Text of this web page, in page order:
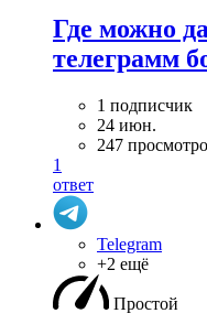
Где можно
телеграмм
1 подписчик
24 июн.
247
1
ответ
Telegram
+2 ещё
Простой